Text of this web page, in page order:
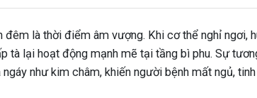
đêm là thời điểm âm vượng. Khi cơ thể nghỉ ngơi,
tà lại hoạt động mạnh mẽ tại tầng bì phu. Sự
như kim châm, khiến người bệnh mất ngủ,